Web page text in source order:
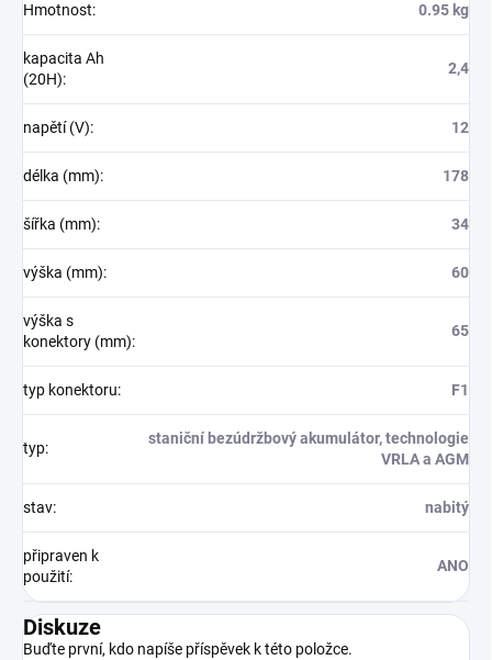
Hmotnost: 0.95 kg
kapacita Ah
(20H):
2,4
napětí (V): 12
délka (mm): 178
šířka (mm): 34
výška (mm): 60
výška s
konektory (mm):
65
typ konektoru: F1
typ:
staniční bezúdržbový akumulátor, technologie
VRLA a AGM
stav: nabitý
připraven k
použití:
ANO
Diskuze
Buďte první, kdo napíše příspěvek k této položce.